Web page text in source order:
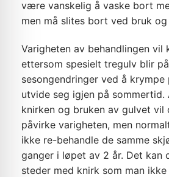
være vanskelig å vaske bort
men må slites bort ved bruk
Varigheten av behandlingen vil
ettersom spesielt tregulv blir
sesongendringer ved å
utvide seg igjen på sommertid.
knirken og bruken av gulvet vil
påvirke varigheten, men
ikke re-behandle de samme
ganger i løpet av 2 år. Det kan
steder med knirk som man